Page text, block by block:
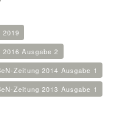
2019
Ausgabe 2
Zeitung 2014 Ausgabe 1
Zeitung 2013 Ausgabe 1